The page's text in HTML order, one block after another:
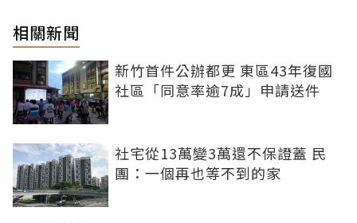
相關新聞
新竹首件公辦都更 東區43年復國
社區「同意率逾7成」申請送件
社宅從13萬變3萬還不保證蓋 民
團：一個再也等不到的家